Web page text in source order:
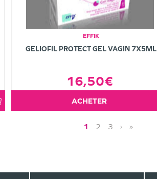
EFFIK
GELIOFIL PROTECT GEL VAGIN 7X5ML
16,50€
ACHETER
1 2 3 › »